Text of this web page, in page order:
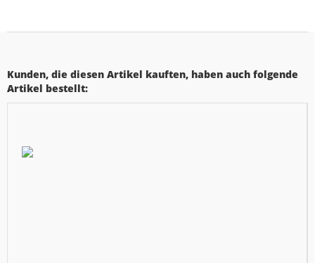
Kunden, die diesen Artikel kauften, haben auch folgende
Artikel bestellt: